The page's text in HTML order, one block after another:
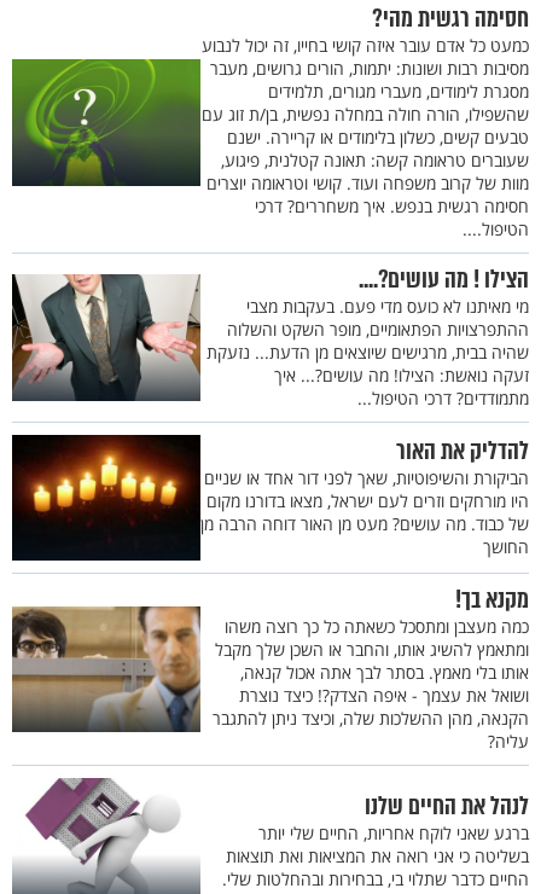
חסימה רגשית מהי?
כמעט כל אדם עובר איזה קושי בחייו, זה יכול לנבוע
מסיבות רבות ושונות: יתמות, הורים גרושים, מעבר
מסגרת לימודים, מעברי מגורים, תלמידים
שהשפילו, הורה חולה במחלה נפשית, בן/ת זוג עם
טבעים קשים, כשלון בלימודים או קריירה. ישנם
שעוברים טראומה קשה: תאונה קטלנית, פיגוע,
מוות של קרוב משפחה ועוד. קושי וטראומה יוצרים
חסימה רגשית בנפש. איך משחררים? דרכי
הטיפול....
הצילו ! מה עושים?....
מי מאיתנו לא כועס מדי פעם. בעקבות מצבי
ההתפרצויות הפתאומיים, מופר השקט והשלוה
שהיה בבית, מרגישים שיוצאים מן הדעת... נזעקת
זעקה נואשת: הצילו! מה עושים?... איך
מתמודדים? דרכי הטיפול...
להדליק את האור
הביקורת והשיפוטיות, שאך לפני דור אחד או שניים
היו מורחקים וזרים לעם ישראל, מצאו בדורנו מקום
של כבוד. מה עושים? מעט מן האור דוחה הרבה מן
החושך
מקנא בך!
כמה מעצבן ומתסכל כשאתה כל כך רוצה משהו
ומתאמץ להשיג אותו, והחבר או השכן שלך מקבל
אותו בלי מאמץ. בסתר לבך אתה אכול קנאה,
ושואל את עצמך - איפה הצדק?! כיצד נוצרת
הקנאה, מהן ההשלכות שלה, וכיצד ניתן להתגבר
עליה?
לנהל את החיים שלנו
ברגע שאני לוקח אחריות, החיים שלי יותר
בשליטה כי אני רואה את המציאות ואת תוצאות
החיים כדבר שתלוי בי, בבחירות ובהחלטות שלי.